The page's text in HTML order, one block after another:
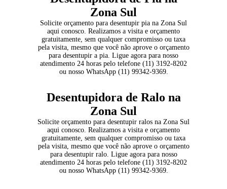
Zona Sul
Solicite orçamento para desentupir pia na Zona Sul
aqui conosco. Realizamos a visita e orçamento
gratuitamente, sem qualquer compromisso ou taxa
pela visita, mesmo que você não aprove o orçamento
para desentupir a pia. Ligue agora para nosso
atendimento 24 horas pelo telefone (11) 3192-8202
ou nosso WhatsApp (11) 99342-9369.
Desentupidora de Ralo na
Zona Sul
Solicite orçamento para desentupir ralos na Zona Sul
aqui conosco. Realizamos a visita e orçamento
gratuitamente, sem qualquer compromisso ou taxa
pela visita, mesmo que você não aprove o orçamento
para desentupir ralo. Ligue agora para nosso
atendimento 24 horas pelo telefone (11) 3192-8202
ou nosso WhatsApp (11) 99342-9369.